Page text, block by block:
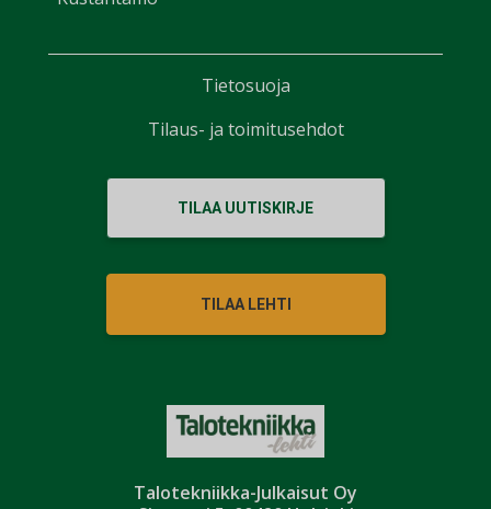
Talotekniikka-Julkaisut Oy
TILAA UUTISKIRJE
TILAA LEHTI
Tietosuoja
Tilaus- ja toimitusehdot